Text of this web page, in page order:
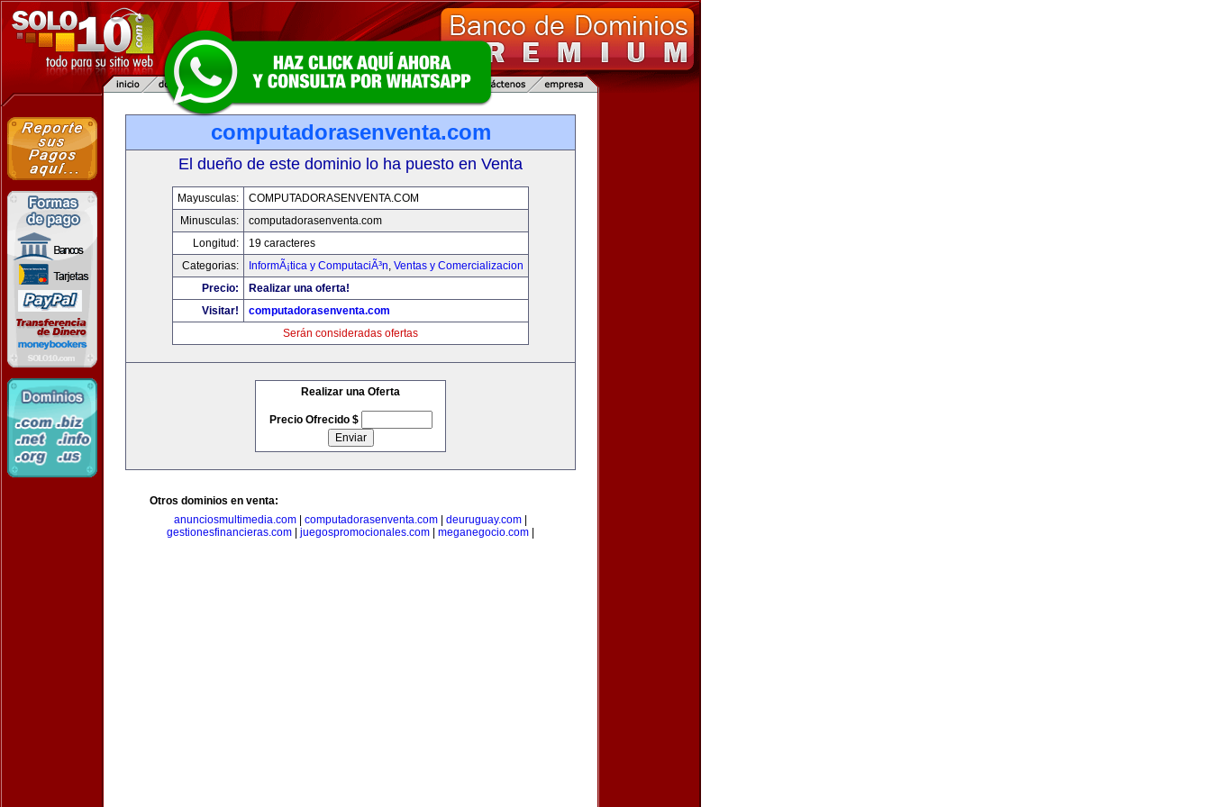
computadorasenventa.com
El dueño de este dominio lo ha puesto en Venta
Mayusculas:
COMPUTADORASENVENTA.COM
Minusculas:
computadorasenventa.com
Longitud:
19 caracteres
Categorias:
InformÃ¡tica y ComputaciÃ³n, Ventas y Comercializacion
Precio:
Realizar una oferta!
Visitar!
computadorasenventa.com
Serán consideradas ofertas
Realizar una Oferta
Precio Ofrecido $
Otros dominios en venta:
anunciosmultimedia.com
computadorasenventa.com deuruguay.com
gestionesfinancieras.com
juegospromocionales.com meganegocio.com